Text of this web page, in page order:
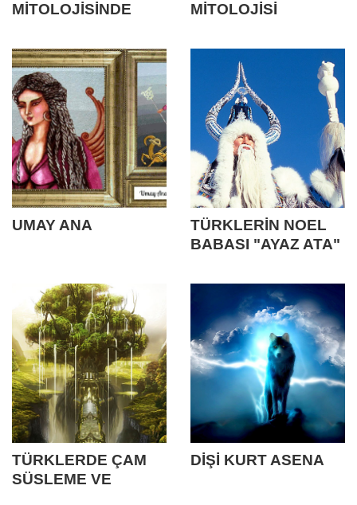
MİTOLOJİSİNDE
ETKİLEŞİMLERİ
MİTOLOJİSİ
UMAY ANA
TÜRKLERİN NOEL
BABASI "AYAZ ATA"
TÜRKLERDE ÇAM
SÜSLEME VE
DİŞİ KURT ASENA